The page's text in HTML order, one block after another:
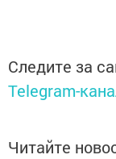
Следите за
Telegram-
Читайте